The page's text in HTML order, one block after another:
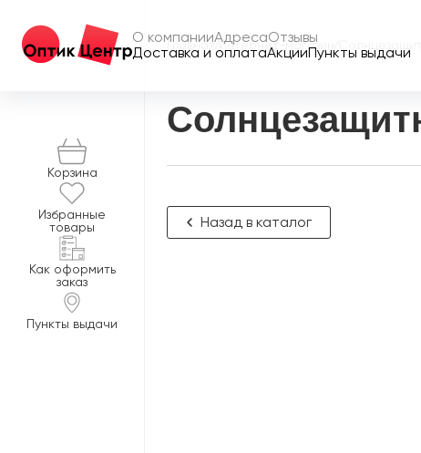
О компанииАдресаОтзывы
Доставка и оплатаАкцииПункты выдачи
Корзина
Избранные
товары
Как оформить
заказ
Пункты выдачи
Главная/ Интернет-магазин
Назад в каталог